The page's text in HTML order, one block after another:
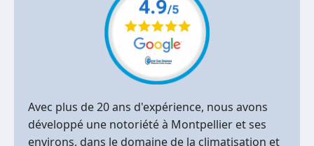
Avec plus de 20 ans d'expérience, nous avons
développé une notoriété à Montpellier et ses
environs, dans le domaine de la climatisation et